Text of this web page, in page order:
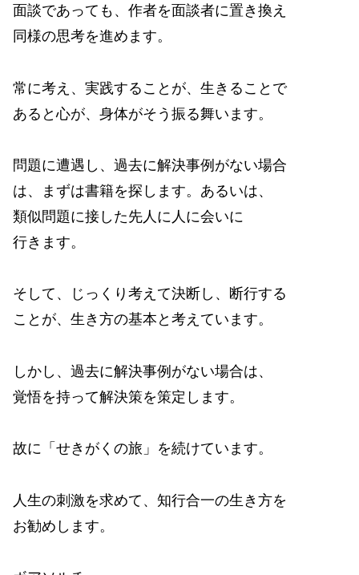
面談であっても、作者を面談者に置き換え
同様の思考を進めます。
常に考え、実践することが、生きることで
あると心が、身体がそう振る舞います。
問題に遭遇し、過去に解決事例がない場合
は、まずは書籍を探します。あるいは、
類似問題に接した先人に人に会いに
行きます。
そして、じっくり考えて決断し、断行する
ことが、生き方の基本と考えています。
しかし、過去に解決事例がない場合は、
覚悟を持って解決策を策定します。
故に「せきがくの旅」を続けています。
人生の刺激を求めて、知行合一の生き方を
お勧めします。